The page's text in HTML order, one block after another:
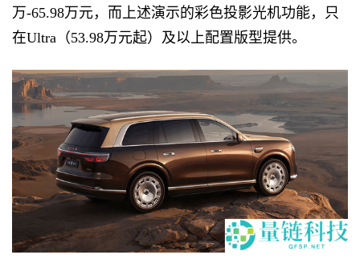
万-65.98万元，而上述演示的彩色投影光机功能，只
在Ultra（53.98万元起）及以上配置版型提供。